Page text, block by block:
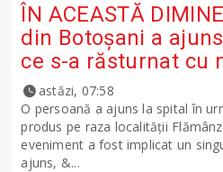
ÎN ACEASTĂ
din Botoșani a
ce s-a răsturnat cu
astăzi, 07:58
O persoană a ajuns la spital în
produs pe raza localității
eveniment a fost implicat un
ajuns, &...